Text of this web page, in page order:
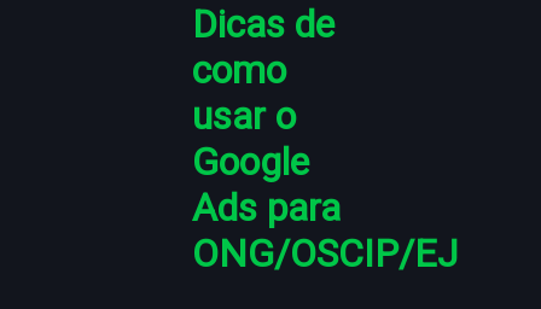
Dicas de
como
usar o
Google
Ads para
ONG/OSCIP/EJ